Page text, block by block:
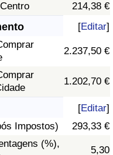
214,38 €
[Editar]
2.237,50 €
1.202,70 €
[Editar]
Impostos)
293,33 €
(%),
5,30